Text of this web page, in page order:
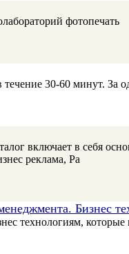
фотопечать
30-60 минут. За
включает в себя
реклама, Ра
Бизнес
технологиям,